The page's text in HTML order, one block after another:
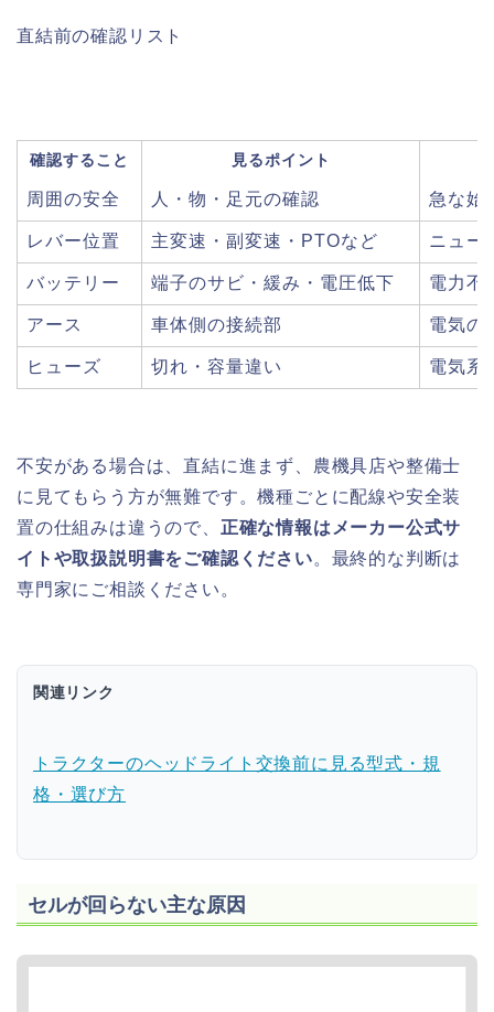
直結前の確認リスト
確認すること 見るポイント
周囲の安全 人・物・足元の確認 急な始
レバー位置 主変速・副変速・PTOなど ニュー
バッテリー 端子のサビ・緩み・電圧低下 電力不
アース 車体側の接続部 電気の
ヒューズ 切れ・容量違い 電気系
不安がある場合は、直結に進まず、農機具店や整備士
に見てもらう方が無難です。機種ごとに配線や安全装
置の仕組みは違うので、 正確な情報はメーカー公式サ
イトや取扱説明書をご確認ください。最終的な判断は
専門家にご相談ください。
関連リンク
トラクターのヘッドライト交換前に見る型式・規
格・選び方
セルが回らない主な原因